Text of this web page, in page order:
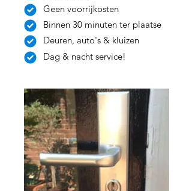
Geen voorrijkosten
Binnen 30 minuten ter plaatse
Deuren, auto's & kluizen
Dag & nacht service!